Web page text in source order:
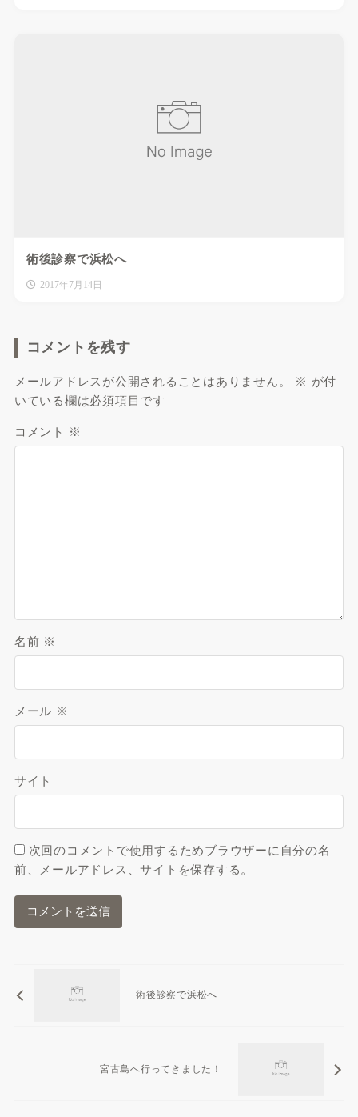
術後診察で浜松へ
2017年7月14日
コメントを残す
メールアドレスが公開されることはありません。 ※ が付
いている欄は必須項目です
コメント ※
名前 ※
メール ※
サイト
次回のコメントで使用するためブラウザーに自分の名
前、メールアドレス、サイトを保存する。
術後診察で浜松へ
宮古島へ行ってきました！